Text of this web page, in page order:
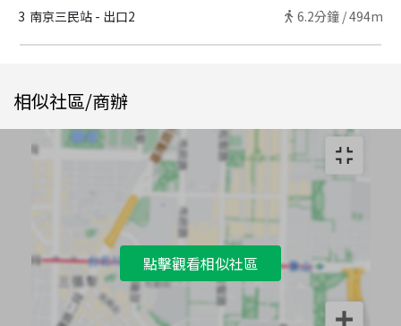
3 南京三民站 - 出口2 6.2分鐘 /494m
相似社區/商辦
點擊觀看相似社區